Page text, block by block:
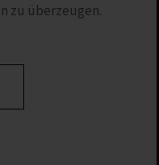
zu überzeugen.